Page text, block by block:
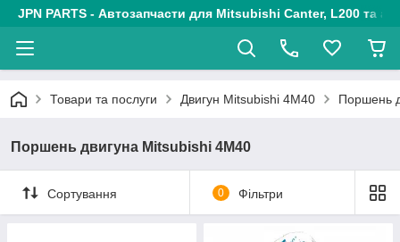
JPN PARTS - Автозапчасти для Mitsubishi Canter, L200 та
Товари та послуги Двигун Mitsubishi 4M40 Поршень
Поршень двигуна Mitsubishi 4M40
Сортування 0 Фільтри